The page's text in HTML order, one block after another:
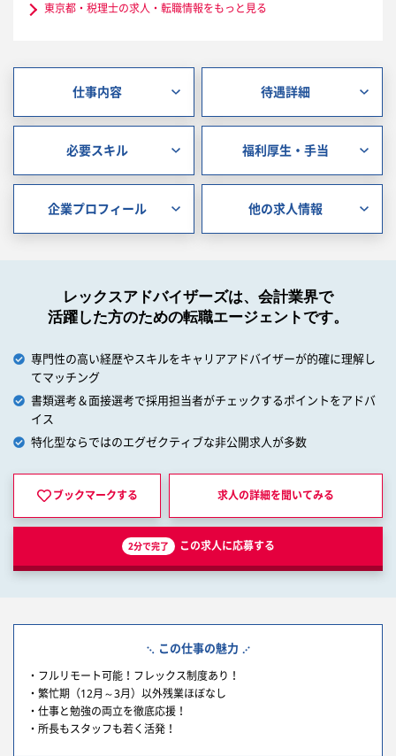
東京都・税理士の求人・転職情報をもっと見る
仕事内容 待遇詳細
必要スキル 福利厚生・手当
企業プロフィール 他の求人情報
レックスアドバイザーズは、会計業界で
活躍した方のための転職エージェントです。
専門性の高い経歴やスキルをキャリアアドバイザーが的確に理解し
てマッチング
書類選考＆面接選考で採用担当者がチェックするポイントをアドバ
イス
特化型ならではのエグゼクティブな非公開求人が多数
ブックマークする 求人の詳細を聞いてみる
2分で完了 この求人に応募する
この仕事の魅力
・フルリモート可能！フレックス制度あり！
・繁忙期（12月～3月）以外残業ほぼなし
・仕事と勉強の両立を徹底応援！
・所長もスタッフも若く活発！